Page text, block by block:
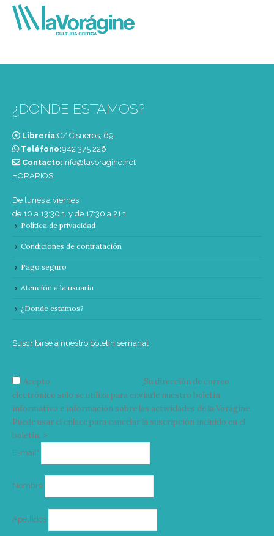
¿DONDE ESTAMOS?
Librería:C/ Cisneros, 69
Teléfono:‭942 375 226‬
Contacto:info@lavoragine.net
HORARIOS
De lunes a viernes
de 10 a 13:30h. y de 17:30 a 21h.
Política de privacidad
Condiciones de contratación
Pago seguro
Atención a la usuaria
¿Donde estamos?
Suscribirse a nuestro boletín semanal
Acepto
Su dirección de correo
electrónico solo se utiliza para enviarle nuestro boletín
informativo e información sobre las actividades de la Vorágine.
Puede usar el enlace para cancelar la suscripción incluido en el
boletín. >
E-mail*
Nombre
Apellidos